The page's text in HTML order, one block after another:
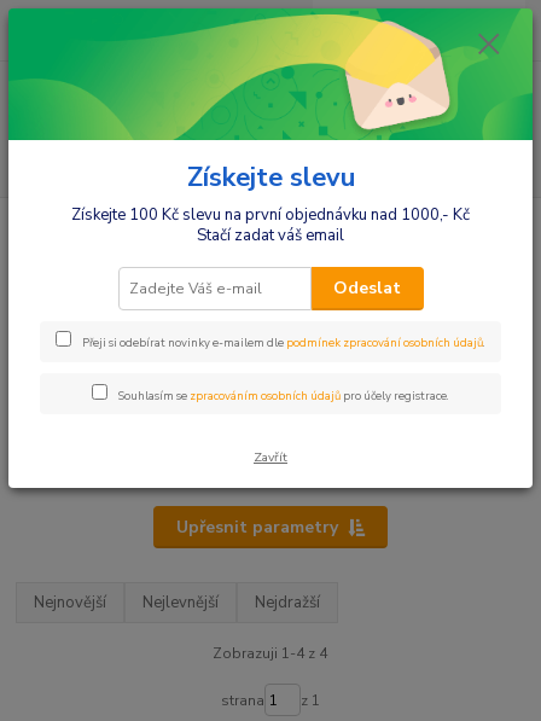
ks
za 0,00 Kč
Nábytek do pokojíčku Skříně,komody,poličky,boxy
Skříně,komody,poličky,boxy
Boxy na hračky aj.
Komody
Upřesnit parametry
Nejnovější Nejlevnější Nejdražší
Zobrazuji 1-4 z 4
strana z 1
Získejte slevu
Získejte 100 Kč slevu na první objednávku nad 1000,- Kč
Stačí zadat váš email
Odeslat
Přeji si odebírat novinky e-mailem dle podmínek zpracování osobních údajů.
Souhlasím se zpracováním osobních údajů pro účely registrace.
Zavřít